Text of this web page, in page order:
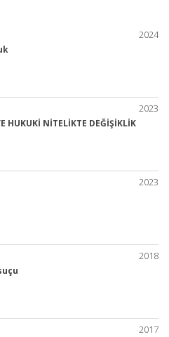
2024
2023
HUKUKİ NİTELİKTE DEĞİŞİKLİK
2023
2018
2017